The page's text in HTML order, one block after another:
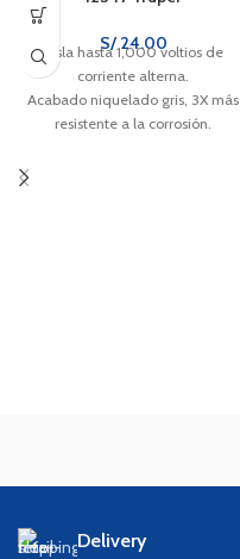
S/24.00
Aísla hasta 1,000 voltios de
corriente alterna.
Acabado niquelado gris, 3X más
resistente a la corrosión.
Delivery